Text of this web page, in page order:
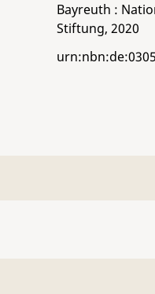
Bayreuth :
Stiftung, 2020